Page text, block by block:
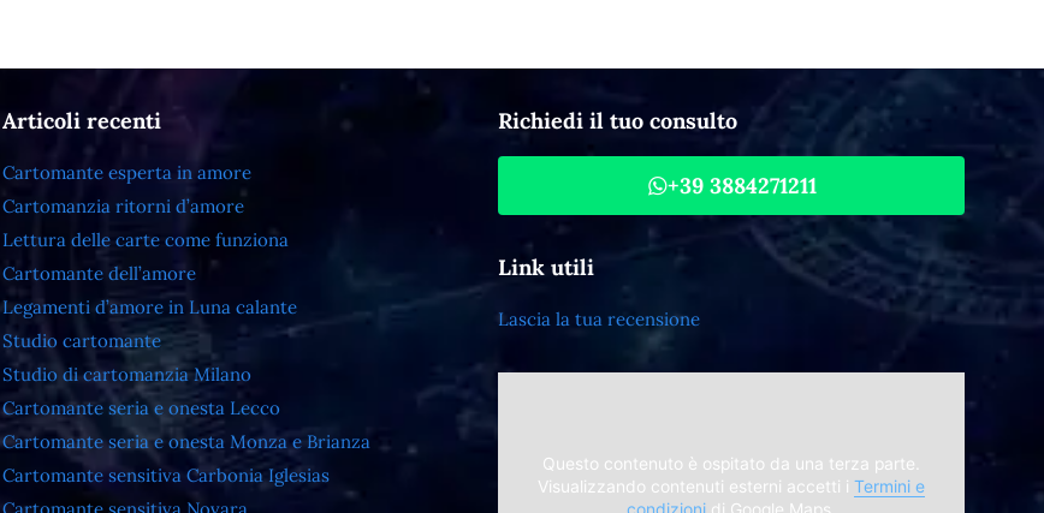
Articoli recenti
Cartomante esperta in amore
Cartomanzia ritorni d’amore
Lettura delle carte come funziona
Cartomante dell’amore
Legamenti d’amore in Luna calante
Studio cartomante
Studio di cartomanzia Milano
Cartomante seria e onesta Lecco
Cartomante seria e onesta Monza e Brianza
Cartomante sensitiva Carbonia Iglesias
Richiedi il tuo consulto
+39 3884271211
Link utili
Lascia la tua recensione
Questo contenuto è ospitato da una terza parte.
Visualizzando contenuti esterni accetti iTermini e